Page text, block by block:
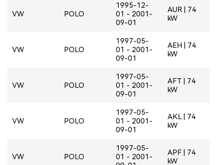
VW POLO
1995-12-
01 - 2001-
09-01
AUR | 74
kW
VW POLO
1997-05-
01 - 2001-
09-01
AEH | 74
kW
VW POLO
1997-05-
01 - 2001-
09-01
AFT | 74
kW
VW POLO
1997-05-
01 - 2001-
09-01
AKL | 74
kW
VW POLO
1997-05-
01 - 2001-
APF | 74
kW